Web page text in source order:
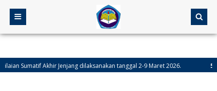
Sumatif Akhir Jenjang dilaksanakan tanggal 2-9 Maret 2026. 5